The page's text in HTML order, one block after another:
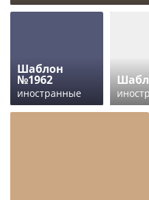
Шаблон
№1962
иностранные